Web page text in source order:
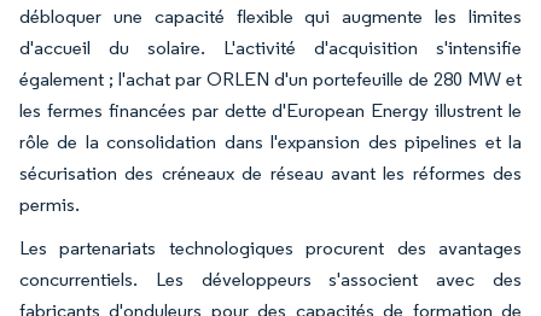
débloquer une capacité flexible qui augmente les limites
d'accueil du solaire. L'activité d'acquisition s'intensifie
également ; l'achat par ORLEN d'un portefeuille de 280 MW et
les fermes financées par dette d'European Energy illustrent le
rôle de la consolidation dans l'expansion des pipelines et la
sécurisation des créneaux de réseau avant les réformes des
permis.
Les partenariats technologiques procurent des avantages
concurrentiels. Les développeurs s'associent avec des
fabricants d'onduleurs pour des capacités de formation de